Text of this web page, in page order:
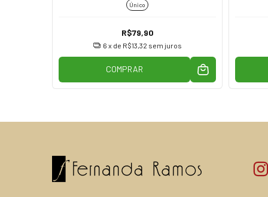
Único
R$79,90
6 x de R$13,32 sem juros
COMPRAR